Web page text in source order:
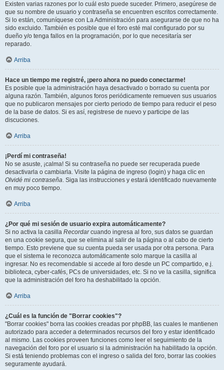
Existen varias razones por lo cuál esto puede suceder. Primero, asegúrese de
que su nombre de usuario y contraseña se encuentren escritos correctamente.
Si lo están, comuníquese con La Administración para asegurarse de que no ha
sido excluido. También es posible que el foro esté mal configurado por su
dueño y/o tenga fallos en la programación, por lo que necesitaría ser
reparado.
Arriba
Hace un tiempo me registré, ¡pero ahora no puedo conectarme!
Es posible que la administración haya desactivado o borrado su cuenta por
alguna razón. También, algunos foros periódicamente remueven sus usuarios
que no publicaron mensajes por cierto periodo de tiempo para reducir el peso
de la base de datos. Si es así, registrese de nuevo y participe de las
discuciones.
Arriba
¡Perdí mi contraseña!
No se asuste, ¡calma! Si su contraseña no puede ser recuperada puede
desactivarla o cambiarla. Visite la página de ingreso (login) y haga clic en
Olvidé mi contraseña. Siga las instrucciones y estará identificado nuevamente
en muy poco tiempo.
Arriba
¿Por qué mi sesión de usuario expira automáticamente?
Si no activa la casilla Recordarcuando ingresa al foro, sus datos se guardan
en una cookie segura, que se elimina al salir de la página o al cabo de cierto
tiempo. Esto previene que su cuenta pueda ser usada por otra persona. Para
que el sistema le reconozca automáticamente solo marque la casilla al
ingresar. No es recomendable si accede al foro desde un PC compartido, e.j.
biblioteca, cyber-cafés, PCs de universidades, etc. Si no ve la casilla, significa
que la administración del foro ha deshabilitado la opción.
Arriba
¿Cuál es la función de "Borrar cookies"?
"Borrar cookies" borra las cookies creadas por phpBB, las cuales le mantienen
autorizado para acceder a determinados recursos del foro y estar identificado
al mismo. Las cookies proveen funciones como leer el seguimiento de la
navegación del foro por el usuario si la administración ha habilitado la opción.
Si está teniendo problemas con el ingreso o salida del foro, borrar las cookies
seguramente ayudará.